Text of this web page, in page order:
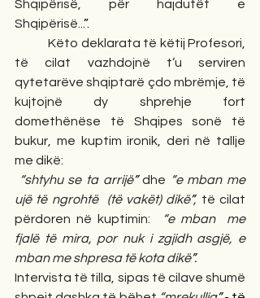
Shqipërisë, për hajdutët e
Shqipërisë...”.
Këto deklarata të këtij Profesori,
të cilat vazhdojnë t’u serviren
qytetarëve shqiptarë çdo mbrëmje, të
kujtojnë dy shprehje fort
domethënëse të Shqipes sonë të
bukur, me kuptim ironik, deri në tallje
me dikë:
“shtyhu se ta arrijë” dhe “e mban me
ujë të ngrohtë  (të vakët) dikë”, të cilat
përdoren në kuptimin:
“e mban  me
fjalë të mira, por nuk i zgjidh asgjë, e
mban me shpresa të kota dikë”.
Intervista të tilla, sipas të cilave shumë